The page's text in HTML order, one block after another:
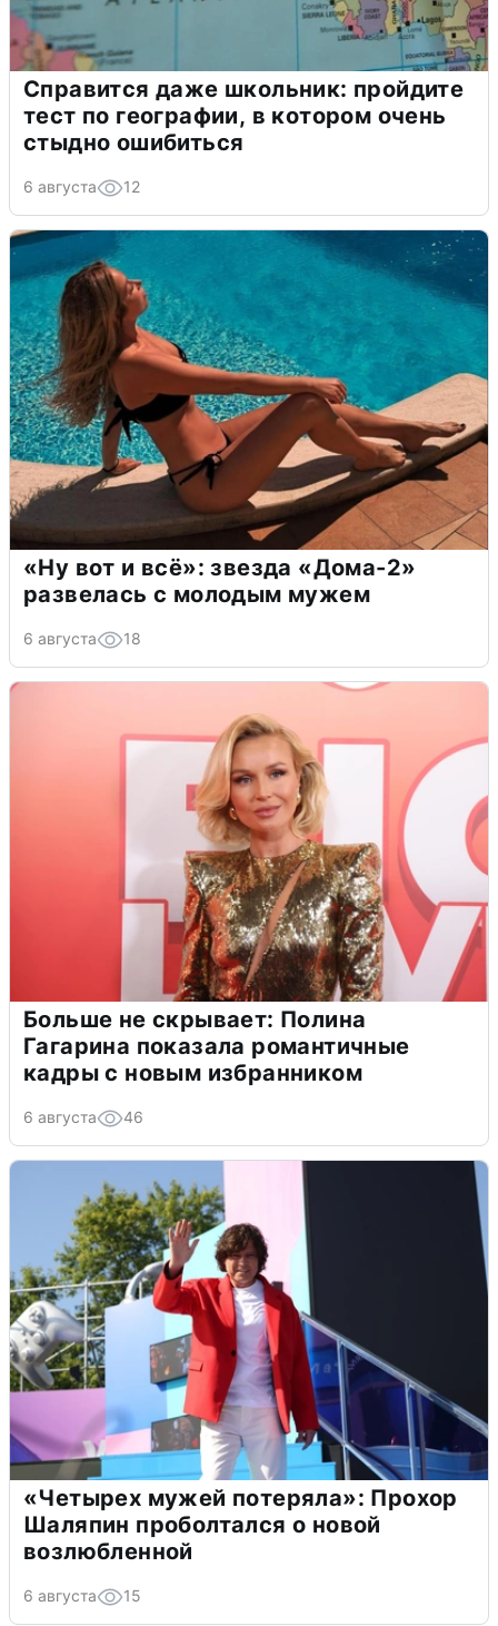
Справится даже школьник: пройдите
тест по географии, в котором очень
стыдно ошибиться
6 августа 12
«Ну вот и всё»: звезда «Дома-2»
развелась с молодым мужем
6 августа 18
Больше не скрывает: Полина
Гагарина показала романтичные
кадры с новым избранником
6 августа 46
«Четырех мужей потеряла»: Прохор
Шаляпин проболтался о новой
возлюбленной
6 августа 15